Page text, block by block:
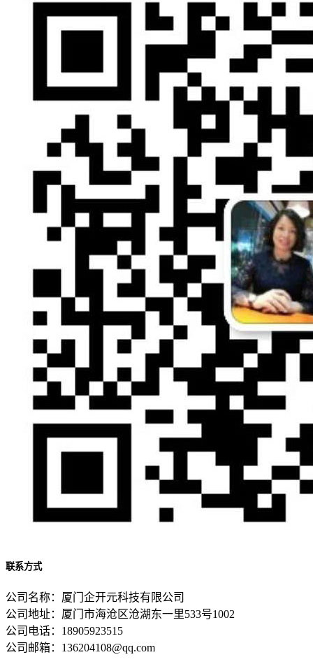
联系方式
公司名称：厦门企开元科技有限公司
公司地址：厦门市海沧区沧湖东一里533号1002
公司电话：18905923515
公司邮箱：136204108@qq.com